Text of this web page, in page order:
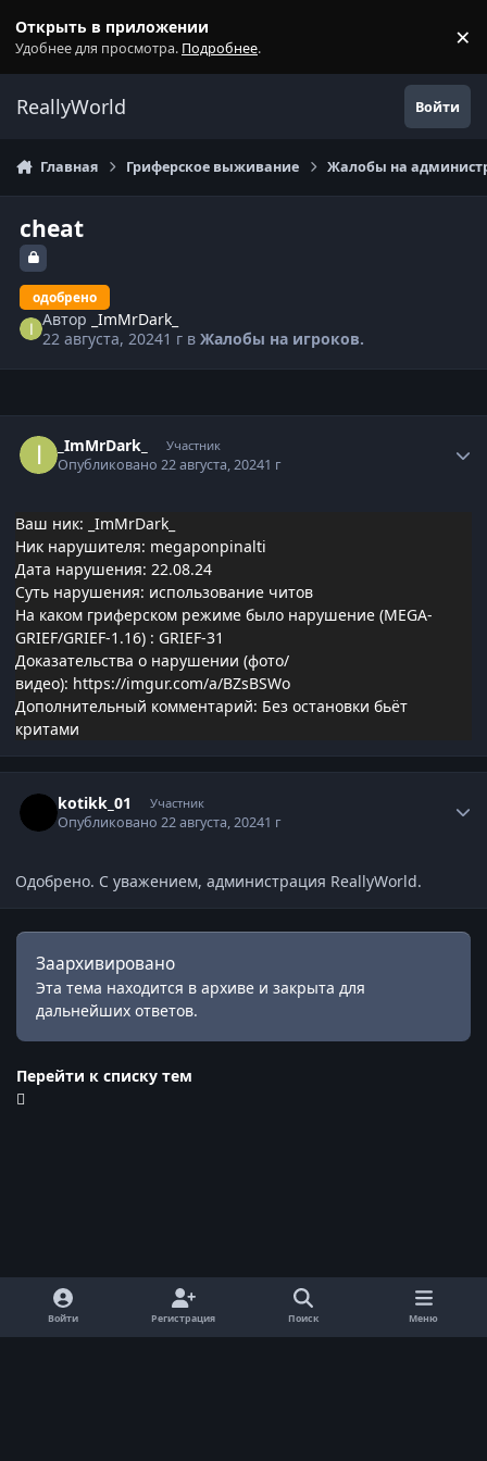
Открыть в приложении
Удобнее для просмотра. Подробнее. ×
ReallyWorld Войти
Главная Гриферское выживание Жалобы на
cheat
одобрено
Автор _ImMrDark_
22 августа, 20241 г вЖалобы на игроков.
_ImMrDark_ Участник
Опубликовано22 августа, 20241 г
Ваш ник: _ImMrDark_
Ник нарушителя: megaponpinalti
Дата нарушения: 22.08.24
Суть нарушения: использование читов
На каком гриферском режиме было нарушение (MEGA-
GRIEF/GRIEF-1.16) : GRIEF-31
Доказательства о нарушении (фото/
видео): https://imgur.com/a/BZsBSWo
Дополнительный комментарий: Без остановки бьёт
критами
kotikk_01 Участник
Опубликовано22 августа, 20241 г
Одобрено. С уважением, администрация ReallyWorld.
Заархивировано
Эта тема находится в архиве и закрыта для
дальнейших ответов.
Перейти к списку тем
Войти Регистрация Поиск Меню